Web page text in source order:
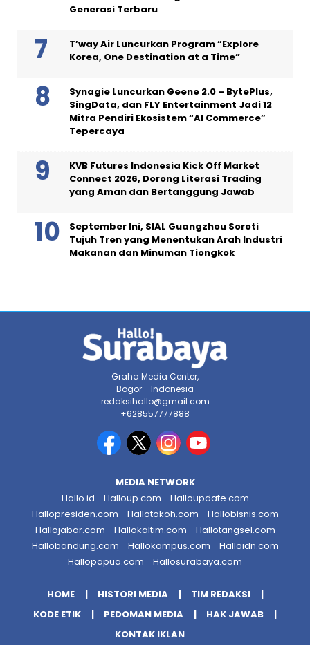
Generasi Terbaru
T’way Air Luncurkan Program “Explore
Korea, One Destination at a Time”
Synagie Luncurkan Geene 2.0 – BytePlus,
SingData, dan FLY Entertainment Jadi 12
Mitra Pendiri Ekosistem “AI Commerce”
Tepercaya
KVB Futures Indonesia Kick Off Market
Connect 2026, Dorong Literasi Trading
yang Aman dan Bertanggung Jawab
September Ini, SIAL Guangzhou Soroti
Tujuh Tren yang Menentukan Arah Industri
Makanan dan Minuman Tiongkok
Graha Media Center,
Bogor - Indonesia
redaksihallo@gmail.com
+628557777888
MEDIA NETWORK
Hallo.id
Halloup.com
Halloupdate.com
Hallopresiden.com
Hallotokoh.com
Hallobisnis.com
Hallojabar.com
Hallokaltim.com
Hallotangsel.com
Hallobandung.com
Hallokampus.com
Halloidn.com
Hallopapua.com
Hallosurabaya.com
HOME HISTORI MEDIA
TIM REDAKSI
KODE ETIK
PEDOMAN MEDIA
HAK JAWAB
KONTAK IKLAN